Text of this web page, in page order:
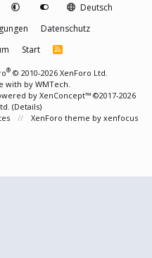
Deutsch
Datenschutz
Start
R
® © 2010-2026 XenForo Ltd.
with by WMTech
by XenConcept™ ©2017-2026
(Details)
XenForo theme by xenfocus